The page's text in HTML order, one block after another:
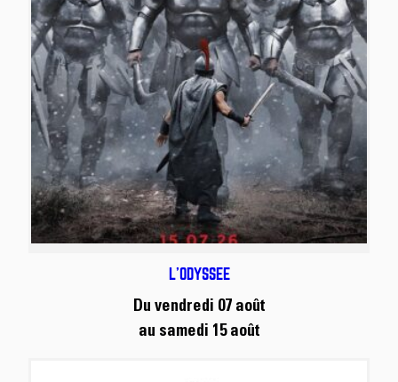
L’ODYSSÉE
Du vendredi 07 août
au samedi 15 août